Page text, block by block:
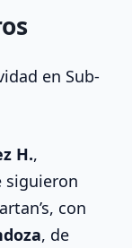
en Sub-
H.,
siguieron
con
, de